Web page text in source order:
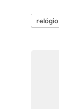
relógio